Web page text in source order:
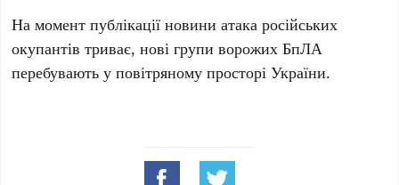
На момент публікації новини атака російських
окупантів триває, нові групи ворожих БпЛА
перебувають у повітряному просторі України.